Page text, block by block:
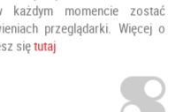
każdym momencie zostać
przeglądarki. Więcej o
siętutaj